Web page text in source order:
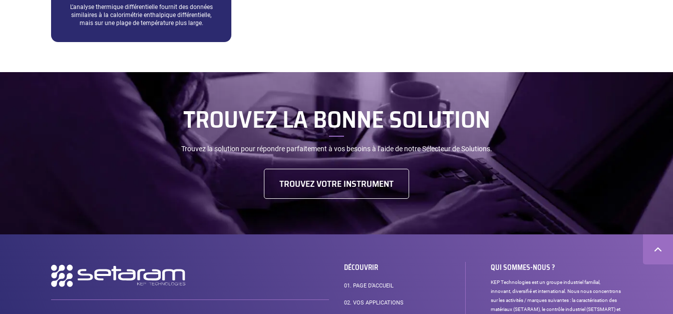
L’analyse thermique différentielle fournit des données
similaires à la calorimétrie enthalpique différentielle,
mais sur une plage de température plus large.
TROUVEZ LA BONNE SOLUTION
Trouvez la solution pour répondre parfaitement à vos besoins à l’aide de notre Sélecteur de Solutions.
TROUVEZ VOTRE INSTRUMENT
Navigation
secondaire
DÉCOUVRIR
01. PAGE D’ACCUEIL
02. VOS APPLICATIONS
QUI SOMMES-NOUS ?
KEP Technologies est un groupe industriel familial,
innovant, diversifié et international. Nous nous concentrons
sur les activités / marques suivantes : la caractérisation des
matériaux (SETARAM), le contrôle industriel (SETSMART) et